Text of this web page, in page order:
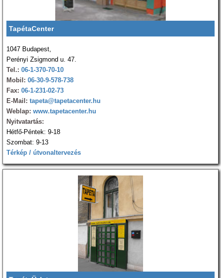
TapétaCenter
1047 Budapest,
Perényi Zsigmond u. 47.
Tel.: 06-1-370-70-10
Mobil: 06-30-9-578-738
Fax: 06-1-231-02-73
E-Mail: tapeta@tapetacenter.hu
Weblap: www.tapetacenter.hu
Nyitvatartás:
Hétfő-Péntek: 9-18
Szombat: 9-13
Térkép / útvonaltervezés